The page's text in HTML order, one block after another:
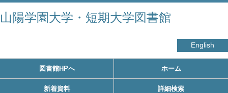
山陽学園大学・短期大学図書館
English
図書館HPへ ホーム
新着資料 詳細検索